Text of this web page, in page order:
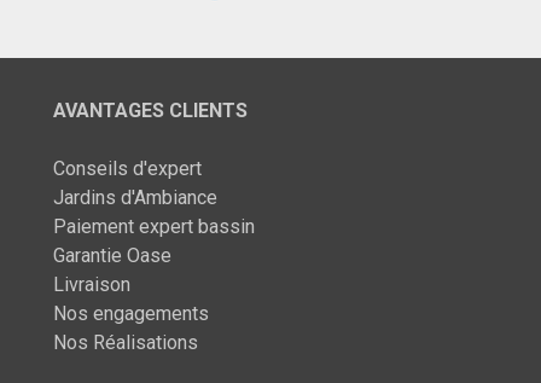
AVANTAGES CLIENTS
Conseils d'expert
Jardins d'Ambiance
Paiement expert bassin
Garantie Oase
Livraison
Nos engagements
Nos Réalisations